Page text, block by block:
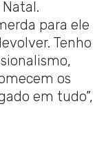
para ele
Tenho
os
em tudo”,